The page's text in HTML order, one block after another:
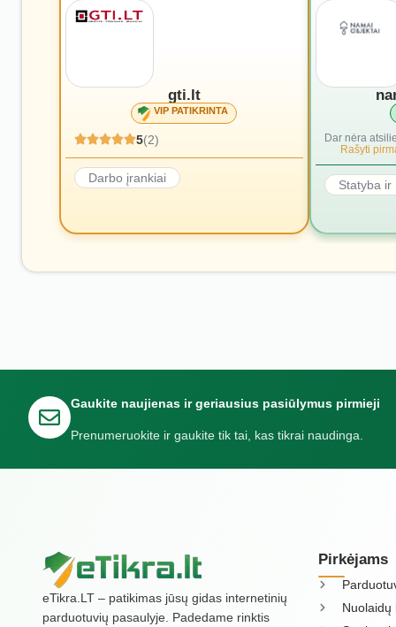
gti.lt
VIP PATIKRINTA
5(2)
Darbo įrankiai
Dar nėra
Rašyti
Statyba ir
Gaukite naujienas ir geriausius pasiūlymus pirmieji
Prenumeruokite ir gaukite tik tai, kas tikrai naudinga.
eTikra.LT – patikimas jūsų gidas internetinių
parduotuvių pasaulyje. Padedame rinktis
Pirkėjams
Nuolaidų